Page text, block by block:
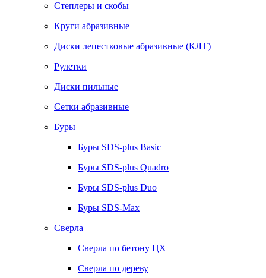
Степлеры и скобы
Круги абразивные
Диски лепестковые абразивные (КЛТ)
Рулетки
Диски пильные
Сетки абразивные
Буры
Буры SDS-plus Basic
Буры SDS-plus Quadro
Буры SDS-plus Duo
Буры SDS-Max
Сверла
Сверла по бетону ЦХ
Сверла по дереву